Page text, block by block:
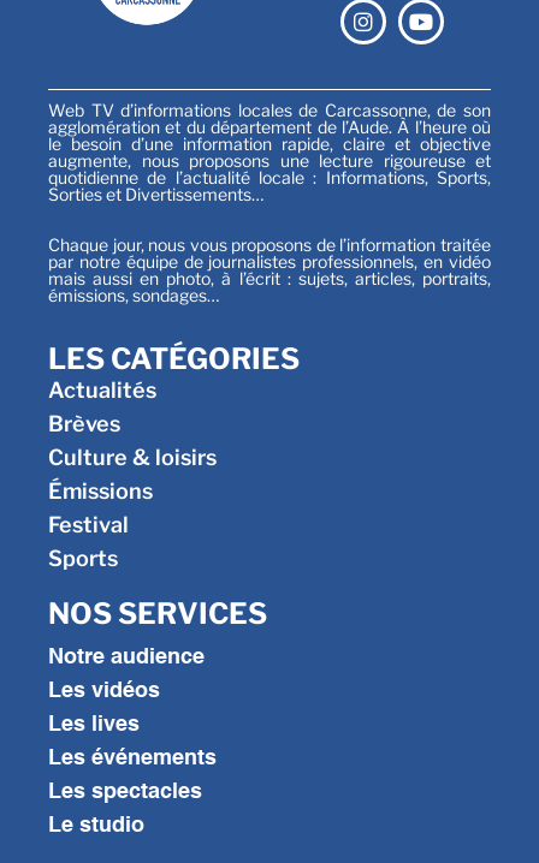
Web TV d’informations locales de Carcassonne, de son
agglomération et du département de l’Aude. À l’heure où
le besoin d’une information rapide, claire et objective
augmente, nous proposons une lecture rigoureuse et
quotidienne de l’actualité locale : Informations, Sports,
Sorties et Divertissements…
Chaque jour, nous vous proposons de l’information traitée
par notre équipe de journalistes professionnels, en vidéo
mais aussi en photo, à l’écrit : sujets, articles, portraits,
émissions, sondages…
LES CATÉGORIES
Actualités
Brèves
Culture & loisirs
Émissions
Festival
Sports
NOS SERVICES
Notre audience
Les vidéos
Les lives
Les événements
Les spectacles
Le studio